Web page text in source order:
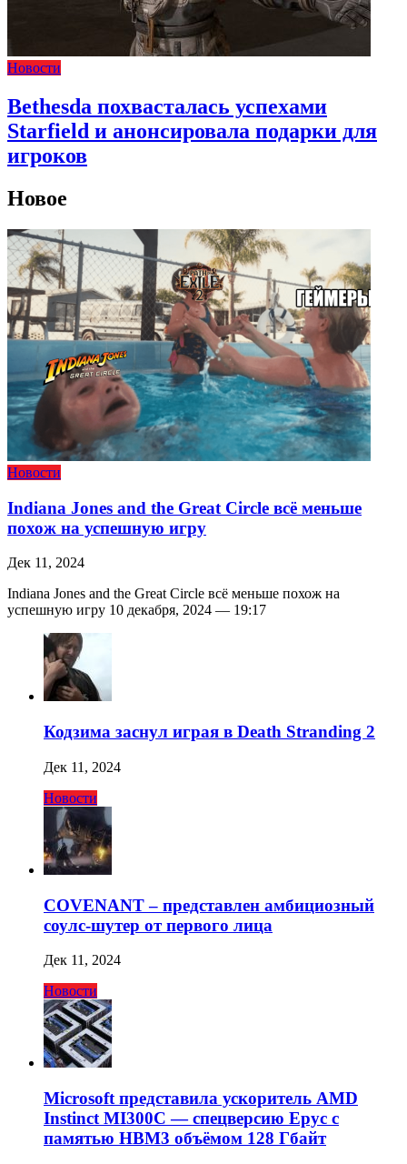
Новости
Bethesda похвасталась успехами
Starfield и анонсировала подарки для
игроков
Новое
Новости
Indiana Jones and the Great Circle всё меньше
похож на успешную игру
Дек 11, 2024
Indiana Jones and the Great Circle всё меньше похож на
успешную игру 10 декабря, 2024 — 19:17
Кодзима заснул играя в Death Stranding 2
Дек 11, 2024
Новости
COVENANT – представлен амбициозный
соулс-шутер от первого лица
Дек 11, 2024
Новости
Microsoft представила ускоритель AMD
Instinct MI300C — спецверсию Epyc с
памятью HBM3 объёмом 128 Гбайт